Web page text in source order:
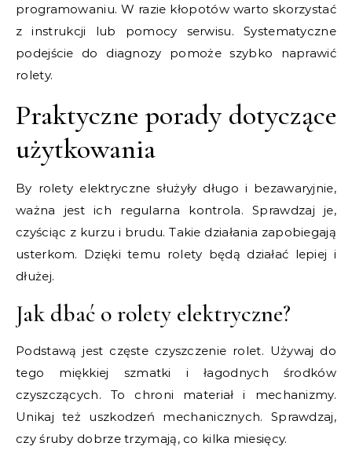
programowaniu. W razie kłopotów warto skorzystać
z instrukcji lub pomocy serwisu. Systematyczne
podejście do diagnozy pomoże szybko naprawić
rolety.
Praktyczne porady dotyczące
użytkowania
By rolety elektryczne służyły długo i bezawaryjnie,
ważna jest ich regularna kontrola. Sprawdzaj je,
czyściąc z kurzu i brudu. Takie działania zapobiegają
usterkom. Dzięki temu rolety będą działać lepiej i
dłużej.
Jak dbać o rolety elektryczne?
Podstawą jest częste czyszczenie rolet. Używaj do
tego miękkiej szmatki i łagodnych środków
czyszczących. To chroni materiał i mechanizmy.
Unikaj też uszkodzeń mechanicznych. Sprawdzaj,
czy śruby dobrze trzymają, co kilka miesięcy.